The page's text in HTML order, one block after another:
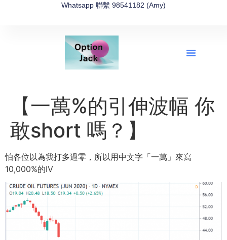
Whatsapp 聯繫 98541182 (Amy)
【一萬%的引伸波幅 你
敢short 嗎？】
怕各位以為我打多過零，所以用中文字「一萬」來寫
10,000%的IV